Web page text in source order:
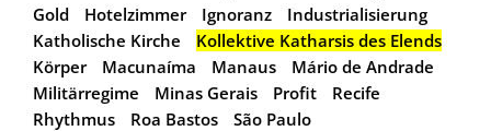
Gold
Hotelzimmer Ignoranz
Industrialisierung
Katholische Kirche
Kollektive Katharsis des Elends
Körper
Macunaíma Manaus
Mário de Andrade
Militärregime
Minas Gerais Profit
Recife
Rhythmus
Roa Bastos
São Paulo